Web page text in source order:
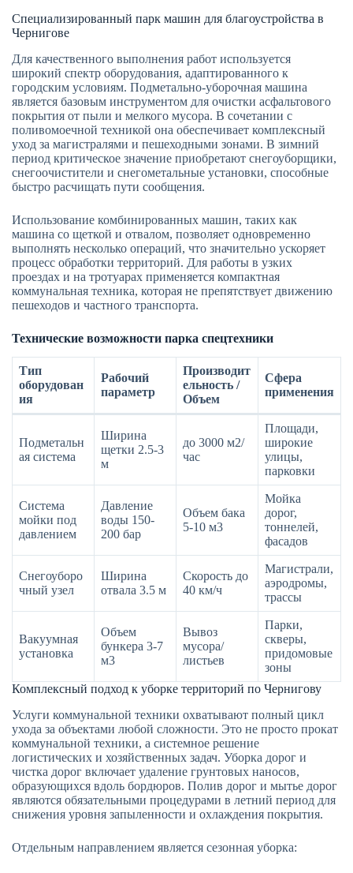
Специализированный парк машин для благоустройства в
Чернигове
Для качественного выполнения работ используется
широкий спектр оборудования, адаптированного к
городским условиям. Подметально-уборочная машина
является базовым инструментом для очистки асфальтового
покрытия от пыли и мелкого мусора. В сочетании с
поливомоечной техникой она обеспечивает комплексный
уход за магистралями и пешеходными зонами. В зимний
период критическое значение приобретают снегоуборщики,
снегоочистители и снегометальные установки, способные
быстро расчищать пути сообщения.
Использование комбинированных машин, таких как
машина со щеткой и отвалом, позволяет одновременно
выполнять несколько операций, что значительно ускоряет
процесс обработки территорий. Для работы в узких
проездах и на тротуарах применяется компактная
коммунальная техника, которая не препятствует движению
пешеходов и частного транспорта.
Технические возможности парка спецтехники
Тип
оборудован
ия
Рабочий
параметр
Производит
ельность /
Объем
Сфера
применения
Подметальн
ая система
Ширина
щетки 2.5-3
м
до 3000 м2/
час
Площади,
широкие
улицы,
парковки
Система
мойки под
давлением
Давление
воды 150-
200 бар
Объем бака
5-10 м3
Мойка
дорог,
тоннелей,
фасадов
Снегоуборо
чный узел
Ширина
отвала 3.5 м
Скорость до
40 км/ч
Магистрали,
аэродромы,
трассы
Вакуумная
установка
Объем
бункера 3-7
м3
Вывоз
мусора/
листьев
Парки,
скверы,
придомовые
зоны
Комплексный подход к уборке территорий по Чернигову
Услуги коммунальной техники охватывают полный цикл
ухода за объектами любой сложности. Это не просто прокат
коммунальной техники, а системное решение
логистических и хозяйственных задач. Уборка дорог и
чистка дорог включает удаление грунтовых наносов,
образующихся вдоль бордюров. Полив дорог и мытье дорог
являются обязательными процедурами в летний период для
снижения уровня запыленности и охлаждения покрытия.
Отдельным направлением является сезонная уборка: